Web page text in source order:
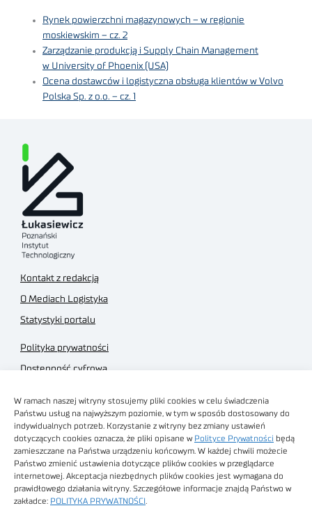
W ramach naszej witryny stosujemy pliki cookies w celu świadczenia
Państwu usług na najwyższym poziomie, w tym w sposób dostosowany do
indywidualnych potrzeb. Korzystanie z witryny bez zmiany ustawień
dotyczących cookies oznacza, że pliki opisane w Polityce Prywatności będą
zamieszczane na Państwa urządzeniu końcowym. W każdej chwili możecie
Państwo zmienić ustawienia dotyczące plików cookies w przeglądarce
internetowej. Akceptacja niezbędnych plików cookies jest wymagana do
prawidłowego działania witryny. Szczegółowe informacje znajdą Państwo w
zakładce: POLITYKA PRYWATNOŚCI
Rynek powierzchni magazynowych – w regionie
moskiewskim – cz. 2
Zarządzanie produkcją i Supply Chain Management
w University of Phoenix (USA)
Ocena dostawców i logistyczna obsługa klientów w Volvo
Polska Sp. z o.o. – cz. 1
Kontakt z redakcją
O Mediach Logistyka
Statystyki portalu
Polityka prywatności
Dostępność cyfrowa
Regulamin sklepu
Obrazy stockowe
autorstwa